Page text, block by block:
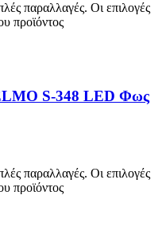
παραλλαγές. Οι επιλογές
προϊόντος
S-348 LED Φως
παραλλαγές. Οι επιλογές
προϊόντος